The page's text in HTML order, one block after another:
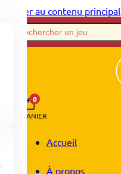
Passer au contenu principal
0
PANIER
Accueil
À propos